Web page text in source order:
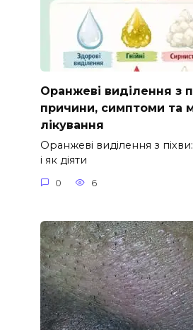
Оранжеві виділення з
причини, симптоми та
лікування
Оранжеві виділення з
і як діяти
0 6